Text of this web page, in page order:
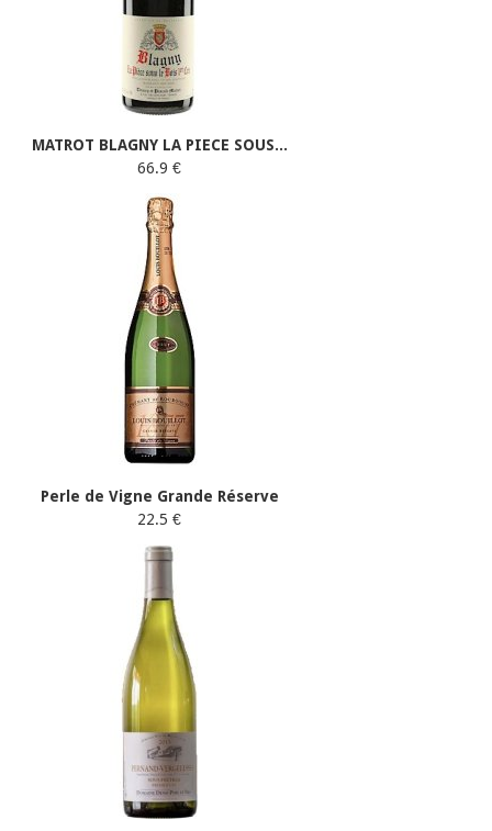
MATROT BLAGNY LA PIECE SOUS...
66.9 €
Perle de Vigne Grande Réserve
22.5 €